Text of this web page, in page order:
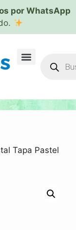
por WhatsApp
Tapa Pastel